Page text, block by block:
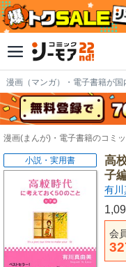
漫画（マンガ）・電子書籍が国
漫画(まんが)・電子書籍のコミ
高
子
有川
会
小説・実用書